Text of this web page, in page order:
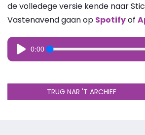
de volledege versie kende naar
Vastenavend gaan op Spotifyof
0:00
TRUG NAR 'T ARCHIEF